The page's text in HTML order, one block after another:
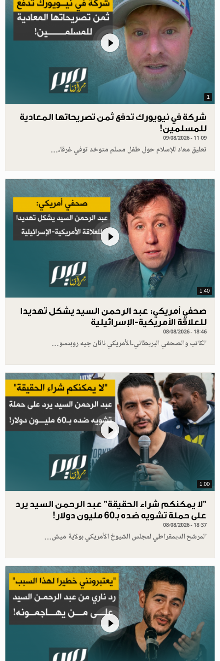
1
شركة في نيويورك تدفع ثمن تصريحاتها المعادية
للمسلمين!
09/08/2026 - 11:09
تعليق معاد للإسلام حول طفل مسلم متوحّد توفي غرقا،…
1.40
صحفي أمريكي: عبد الرحمن السيد يشكل تهديدا
للعلاقة الأمريكية-الإسرائيلية
08/08/2026 - 18:46
الكاتب والصحفي البريطاني-الأمريكي ناثان جيه روبنسو…
1.00
"لا يمكنكم شراء الحقيقة" عبد الرحمن السيد يرد
على حملة تشويه ضده بـ60 مليون دولار!
08/08/2026 - 18:37
المرشح الديمقراطي لمجلس الشيوخ الأمريكي بولاية ميش…